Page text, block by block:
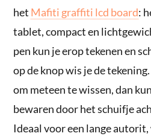
het Mafiti graffiti lcd board:
tablet, compact en
pen kun je erop tekenen en
op de knop wis je de
om meteen te wissen, dan
bewaren door het schuifje
Ideaal voor een lange